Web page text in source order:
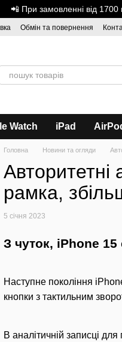
📲 При замовленні від
Обмін та повернення
Watch iPad
Головна Новини та огляди
Авторитетні
рамка,
5 січня 2023
З чуток, iPhone 15
Наступне покоління
кнопки з тактильним
В аналітичній записці